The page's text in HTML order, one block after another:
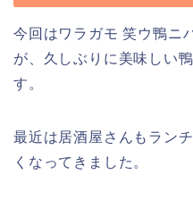
今回はワラガモ 笑ウ鴨ニ
が、久しぶりに美味しい
す。
最近は居酒屋さんもラン
くなってきました。